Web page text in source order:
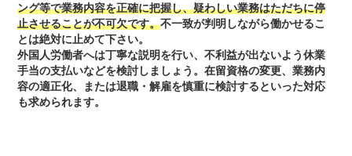
ング等で業務内容を正確に把握し、疑わしい業務はただちに停
止させることが不可欠です。不一致が判明しながら働かせるこ
とは絶対に止めて下さい。
外国人労働者へは丁寧な説明を行い、不利益が出ないよう休業
手当の支払いなどを検討しましょう。在留資格の変更、業務内
容の適正化、または退職・解雇を慎重に検討するといった対応
も求められます。